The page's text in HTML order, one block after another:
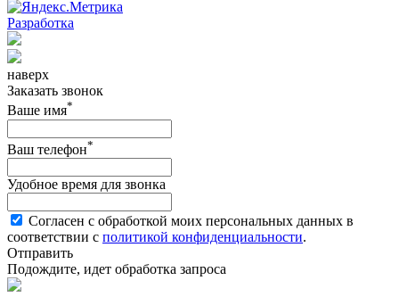
Разработка
наверх
Заказать звонок
Ваше имя*
Ваш телефон*
Удобное время для звонка
Согласен с обработкой моих персональных данных в
соответствии с политикой конфиденциальности.
Отправить
Подождите, идет обработка запроса